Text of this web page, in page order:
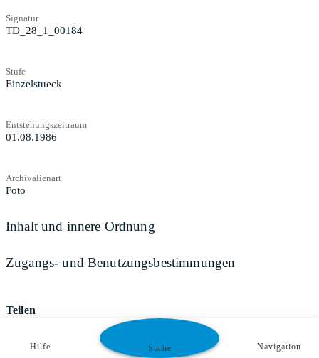
Signatur
TD_28_1_00184
Stufe
Einzelstueck
Entstehungszeitraum
01.08.1986
Archivalienart
Foto
Inhalt und innere Ordnung
Zugangs- und Benutzungsbestimmungen
Teilen
Hilfe Suche Navigation